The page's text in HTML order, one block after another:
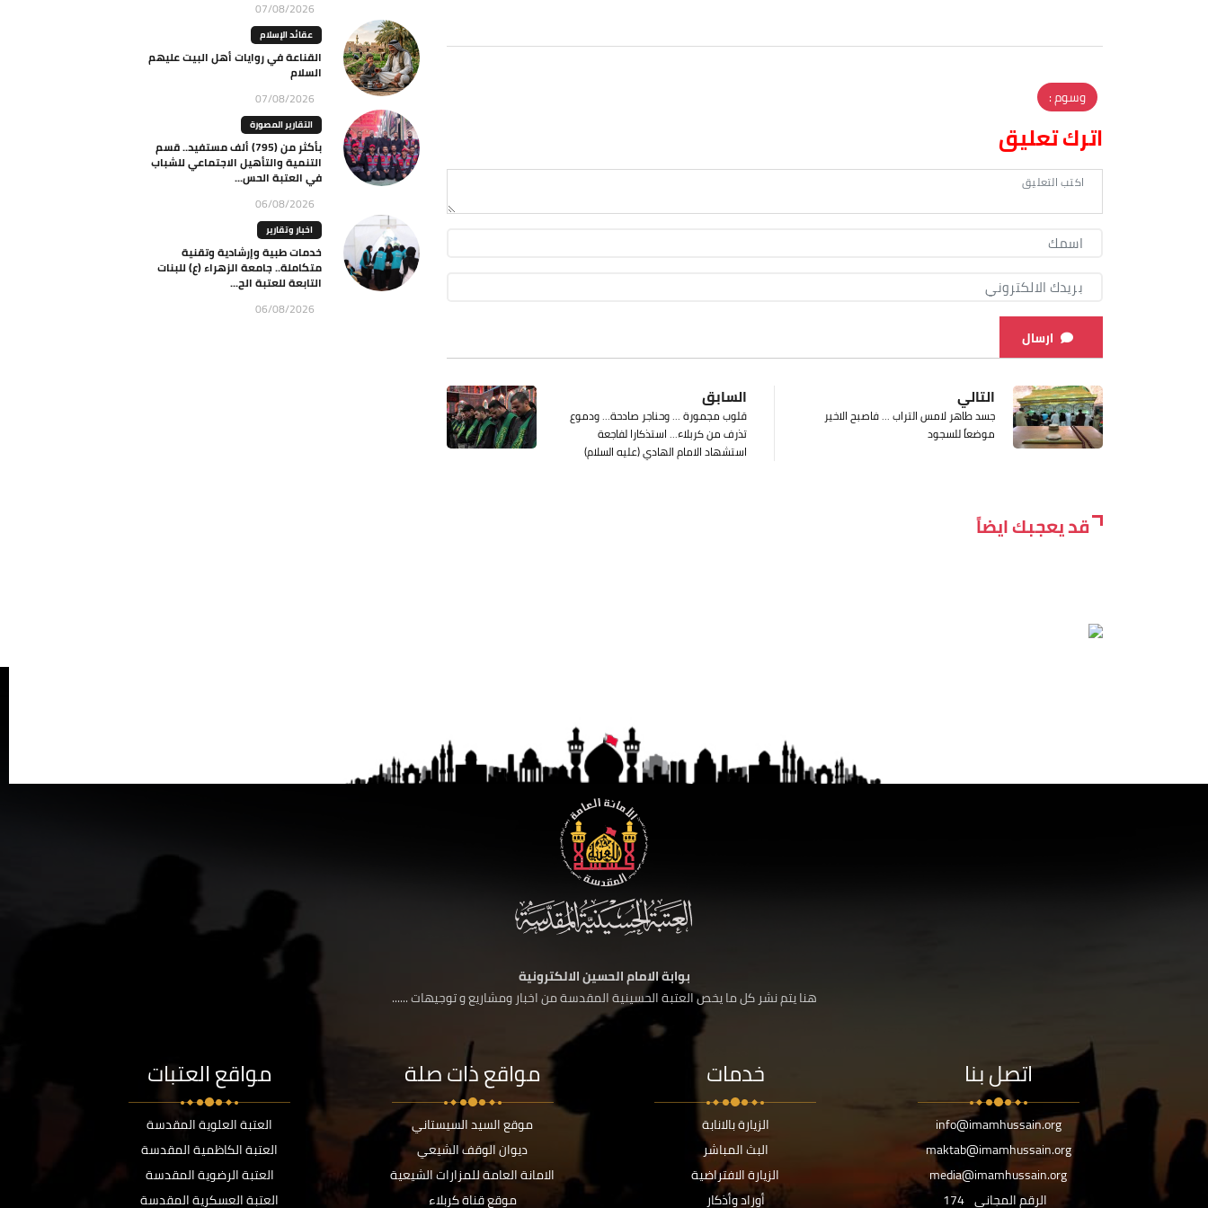
وسوم :
اترك تعليق
ارسال
السابق
قلوب مجمورة ... وحناجر صادحة... ودموع
تذرف من كربلاء... استذكارا لفاجعة
استشهاد الامام الهادي (عليه السلام)
التالي
جسد طاهر لامس التراب ... فاصبح الاخير
موضعاً للسجود
قد يعجبك ايضاً
07/08/2026
عقائد الإسلام
القناعة في روايات أهل البيت عليهم
السلام
07/08/2026
التقارير المصورة
بأكثر من (795) ألف مستفيد.. قسم
التنمية والتأهيل الاجتماعي للشباب
في العتبة الحس...
06/08/2026
اخبار وتقارير
خدمات طبية وإرشادية وتقنية
متكاملة.. جامعة الزهراء (ع) للبنات
التابعة للعتبة الح...
06/08/2026
بوابة الامام الحسين الالكترونية
هنا يتم نشر كل ما يخص العتبة الحسينية المقدسة من اخبار ومشاريع و توجيهات ......
اتصل بنا
info@imamhussain.org
maktab@imamhussain.org
media@imamhussain.org
الرقم المجاني 174
خدمات
الزيارة بالانابة
البث المباشر
الزيارة الافتراضية
أوراد وأذكار
مواقع ذات صلة
موقع السيد السيستاني
ديوان الوقف الشيعي
الامانة العامة للمزارات الشيعية
موقع قناة كربلاء
مواقع العتبات
العتبة العلوية المقدسة
العتبة الكاظمية المقدسة
العتبة الرضوية المقدسة
العتبة العسكرية المقدسة